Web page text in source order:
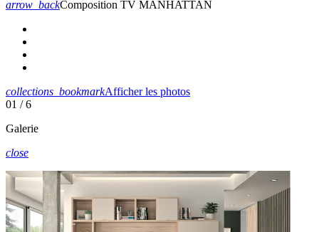
arrow_backComposition TV MANHATTAN
collections_bookmarkAfficher les photos
01 / 6
Galerie
close